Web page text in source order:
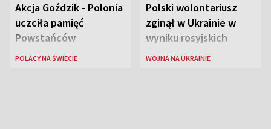
Akcja Goździk - Polonia
uczciła pamięć
Powstańców
Warszawskich
POLACY NA ŚWIECIE
Polski wolontariusz
zginął w Ukrainie w
wyniku rosyjskich
działań zbrojnych
WOJNA NA UKRAINIE